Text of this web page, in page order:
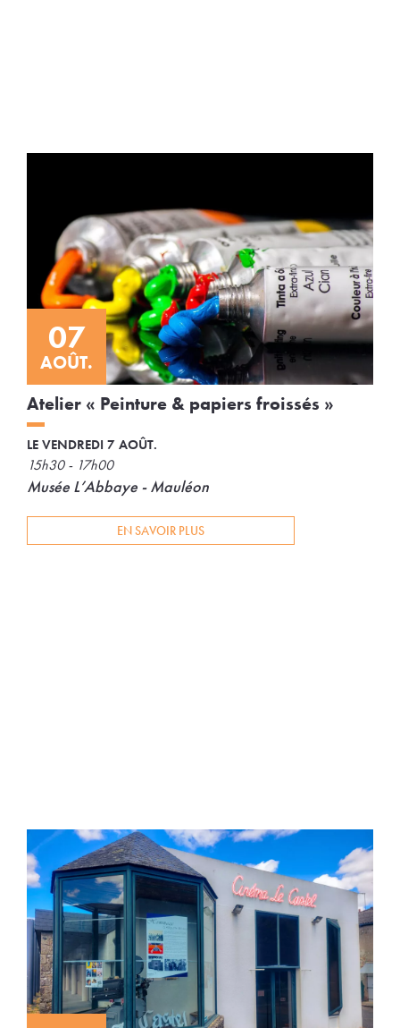
07
AOÛT.
Atelier « Peinture & papiers froissés »
LE VENDREDI 7 AOÛT.
15h30 - 17h00
Musée L’Abbaye - Mauléon
EN SAVOIR PLUS